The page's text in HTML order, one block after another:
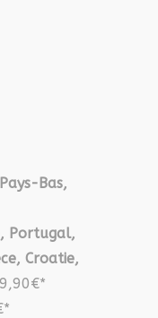
Bas,
Portugal,
Croatie,